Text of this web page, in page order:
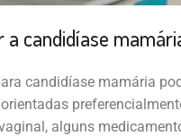
a candidíase
candidíase mamária
alguns